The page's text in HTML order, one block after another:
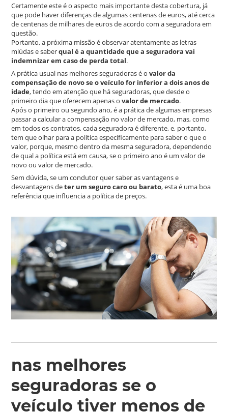
Certamente este é o aspecto mais importante desta cobertura, já
que pode haver diferenças de algumas centenas de euros, até cerca
de centenas de milhares de euros de acordo com a seguradora em
questão.
Portanto, a próxima missão é observar atentamente as letras
miúdas e saberqual é a quantidade que a seguradora vai
indemnizar em caso de perda total.
A prática usual nas melhores seguradoras é ovalor da
compensação de novo se o veículo for inferior a dois anos de
idade, tendo em atenção que há seguradoras, que desde o
primeiro dia que oferecem apenas ovalor de mercado.
Após o primeiro ou segundo ano, é a prática de algumas empresas
passar a calcular a compensação no valor de mercado, mas, como
em todos os contratos, cada seguradora é diferente, e, portanto,
tem que olhar para a política especificamente para saber o que o
valor, porque, mesmo dentro da mesma seguradora, dependendo
de qual a política está em causa, se o primeiro ano é um valor de
novo ou valor de mercado.
Sem dúvida, se um condutor quer saber as vantagens e
desvantagens deter um seguro caro ou barato, esta é uma boa
referência que influencia a política de preços.
nas melhores
seguradoras se o
veículo tiver menos de